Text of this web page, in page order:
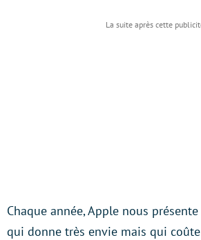
Chaque année, Apple nous
qui donne très envie mais qui